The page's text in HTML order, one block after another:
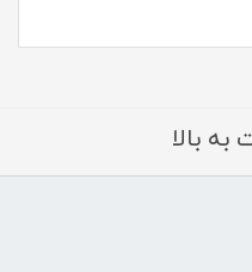
بالا